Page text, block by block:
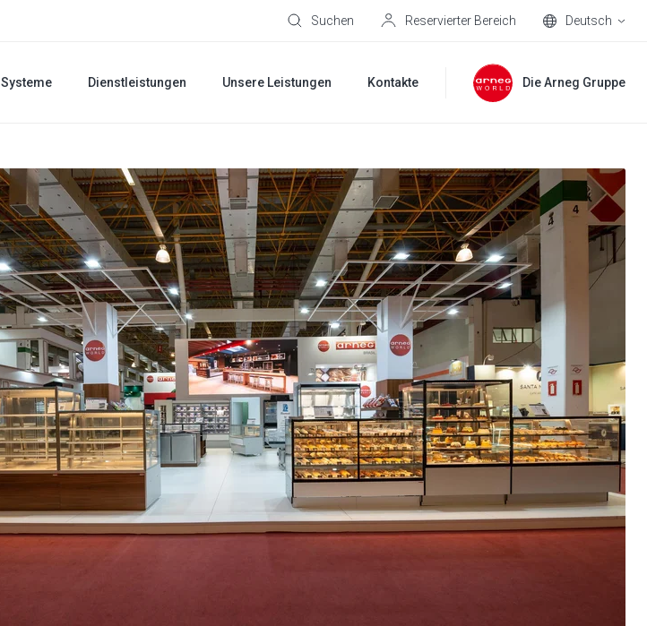
Suchen Reservierter Bereich Deutsch
Systeme Dienstleistungen Unsere Leistungen Kontakte Die Arneg Gruppe